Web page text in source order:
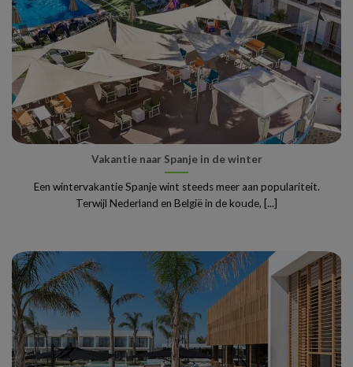
Vakantie naar Spanje in de winter
Een wintervakantie Spanje wint steeds meer aan populariteit.
Terwijl Nederland en België in de koude, [...]